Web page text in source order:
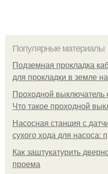
Популярные материалы
Подземная прокладка
для прокладки в земле
Проходной выключатель
Что такое проходной
Насосная станция с
сухого хода для насоса:
Как заштукатурить
проема